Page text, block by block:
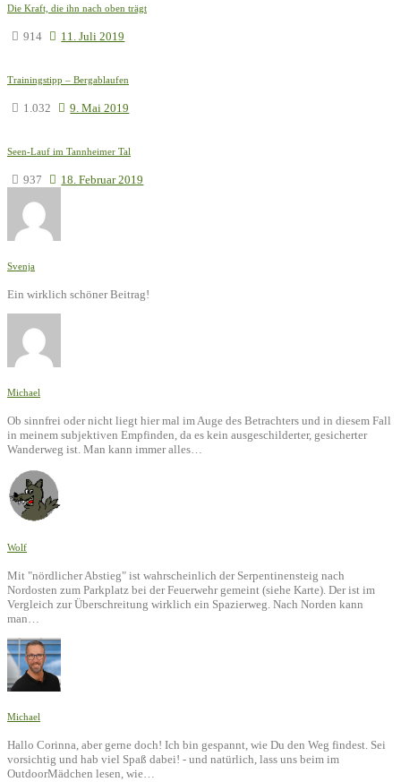
Die Kraft, die ihn nach oben trägt
914 11. Juli 2019
Trainingstipp – Bergablaufen
1.032 9. Mai 2019
Seen-Lauf im Tannheimer Tal
937 18. Februar 2019
Svenja
Ein wirklich schöner Beitrag!
Michael
Ob sinnfrei oder nicht liegt hier mal im Auge des Betrachters und in diesem Fall
in meinem subjektiven Empfinden, da es kein ausgeschilderter, gesicherter
Wanderweg ist. Man kann immer alles…
Wolf
Mit "nördlicher Abstieg" ist wahrscheinlich der Serpentinensteig nach
Nordosten zum Parkplatz bei der Feuerwehr gemeint (siehe Karte). Der ist im
Vergleich zur Überschreitung wirklich ein Spazierweg. Nach Norden kann
man…
Michael
Hallo Corinna, aber gerne doch! Ich bin gespannt, wie Du den Weg findest. Sei
vorsichtig und hab viel Spaß dabei! - und natürlich, lass uns beim im
OutdoorMädchen lesen, wie…